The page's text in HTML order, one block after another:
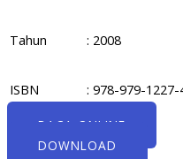
Tahun : 2008
ISBN : 978-979-1227-
BACA ONLINE
DOWNLOAD